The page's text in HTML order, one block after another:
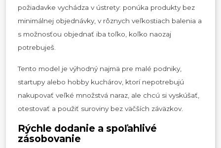
požiadavke vychádza v ústrety: ponúka produkty bez
minimálnej objednávky, v rôznych veľkostiach balenia a
s možnosťou objednať iba toľko, koľko naozaj
potrebuješ.
Tento model je výhodný najmä pre malé podniky,
startupy alebo hobby kuchárov, ktorí nepotrebujú
nakupovať veľké množstvá naraz, ale chcú si vyskúšať,
otestovať a použiť suroviny bez väčších záväzkov.
Rýchle dodanie a spoľahlivé
zásobovanie